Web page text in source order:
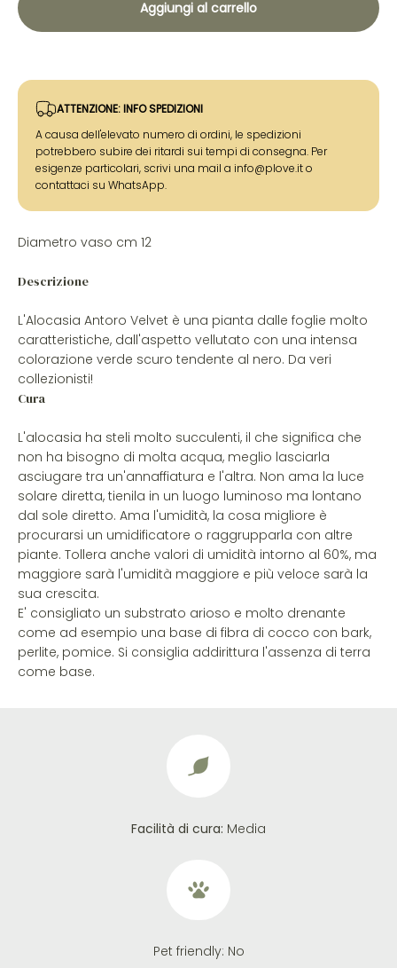
Aggiungi al carrello
ATTENZIONE: INFO SPEDIZIONI
A causa dell'elevato numero di ordini, le spedizioni
potrebbero subire dei ritardi sui tempi di consegna. Per
esigenze particolari, scrivi una mail a info@plove.it o
contattaci su WhatsApp.
Diametro vaso cm 12
Descrizione
L'Alocasia Antoro Velvet è una pianta dalle foglie molto
caratteristiche, dall'aspetto vellutato con una intensa
colorazione verde scuro tendente al nero. Da veri
collezionisti!
Cura
L'alocasia ha steli molto succulenti, il che significa che
non ha bisogno di molta acqua, meglio lasciarla
asciugare tra un'annaffiatura e l'altra. Non ama la luce
solare diretta, tienila in un luogo luminoso ma lontano
dal sole diretto. Ama l'umidità, la cosa migliore è
procurarsi un umidificatore o raggrupparla con altre
piante. Tollera anche valori di umidità intorno al 60%, ma
maggiore sarà l'umidità maggiore e più veloce sarà la
sua crescita.
E' consigliato un substrato arioso e molto drenante
come ad esempio una base di fibra di cocco con bark,
perlite, pomice. Si consiglia addirittura l'assenza di terra
come base.
Facilità di cura: Media
Pet friendly: No